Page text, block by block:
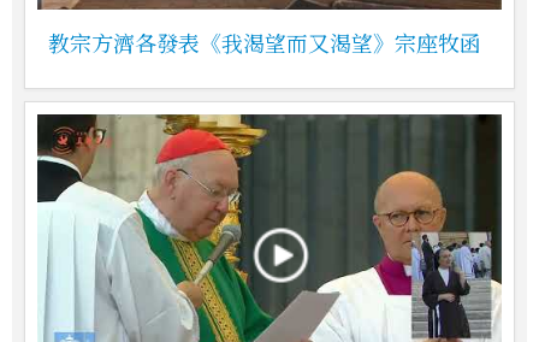
教宗方濟各發表《我渴望而又渴望》宗座牧函